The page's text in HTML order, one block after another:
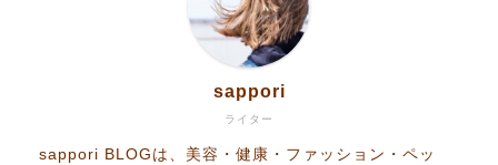
ライター
sappori
sappori BLOGは、美容・健康・ファッション・ペッ
RakutenROOM